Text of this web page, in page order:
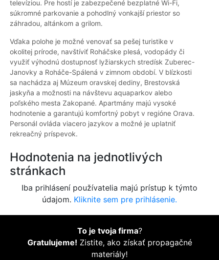
televíziou. Pre hostí je zabezpečené bezplatné Wi-Fi,
súkromné parkovanie a pohodlný vonkajší priestor so
záhradou, altánkom a grilom.
Vďaka polohe je možné venovať sa pešej turistike v
okolitej prírode, navštíviť Roháčske plesá, vodopády či
využiť výhodnú dostupnosť lyžiarskych stredísk Zuberec-
Janovky a Roháče-Spálená v zimnom období. V blízkosti
sa nachádza aj Múzeum oravskej dediny, Brestovská
jaskyňa a možnosti na návštevu aquaparkov alebo
poľského mesta Zakopané. Apartmány majú vysoké
hodnotenie a garantujú komfortný pobyt v regióne Orava.
Personál ovláda viacero jazykov a možné je uplatniť
rekreačný príspevok.
Hodnotenia na jednotlivých
stránkach
Iba prihlásení používatelia majú prístup k týmto
údajom. Kliknite sem pre prihlásenie.
To je tvoja firma?
Gratulujeme! Zistite, ako získať propagačné
materiály!